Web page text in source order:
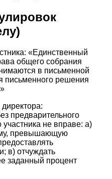
«Единственный
общего собрания
в письменной
решения
предварительного
не вправе: а)
превышающую
в) отчуждать
заданный процент